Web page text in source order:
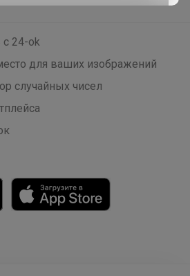
с 24-ok
для ваших изображений
случайных чисел
Ликвидация склада